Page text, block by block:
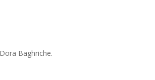
Baghriche.